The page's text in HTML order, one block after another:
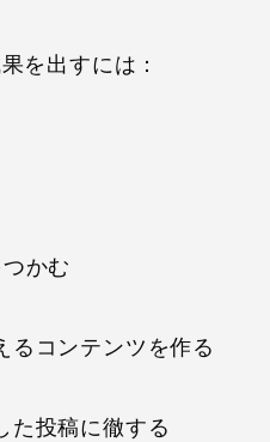
を出すには：
かむ
るコンテンツを作る
た投稿に徹する